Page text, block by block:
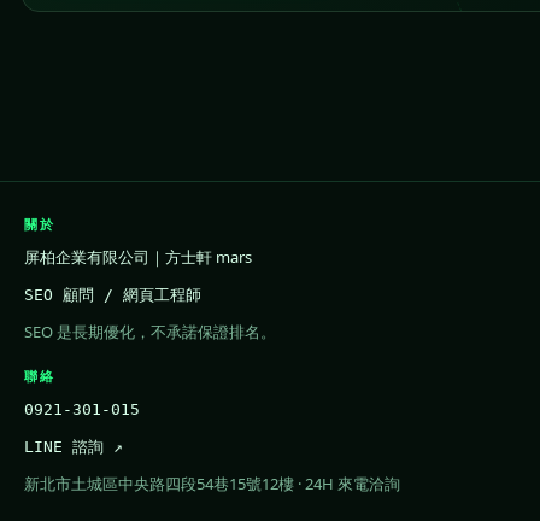
關於
屏柏企業有限公司｜方士軒 mars
SEO 顧問 / 網頁工程師
SEO 是長期優化，不承諾保證排名。
聯絡
0921-301-015
LINE 諮詢 ↗
新北市土城區中央路四段54巷15號12樓 · 24H 來電洽詢